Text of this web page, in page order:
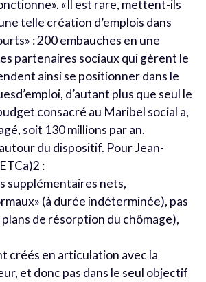
«Il est rare, mettent-ils
telle création d’emplois dans
: 200 embauches en une
partenaires sociaux qui gèrent le
ainsi se positionner dans le
d’autant plus que seul le
consacré au Maribel social a,
soit 130 millions par an.
du dispositif. Pour Jean-
:
supplémentaires nets,
(à durée indéterminée), pas
plans de résorption du chômage),
créés en articulation avec la
et donc pas dans le seul objectif